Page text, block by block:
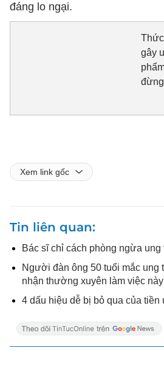
đáng lo ngại.
gây
Xem link gốc
Tin liên quan
Bác sĩ chỉ cách phòng ngừa
Người đàn ông 50 tuổi mắc ung
nhận thường xuyên làm việc này
4 dấu hiệu dễ bị bỏ qua của tiền